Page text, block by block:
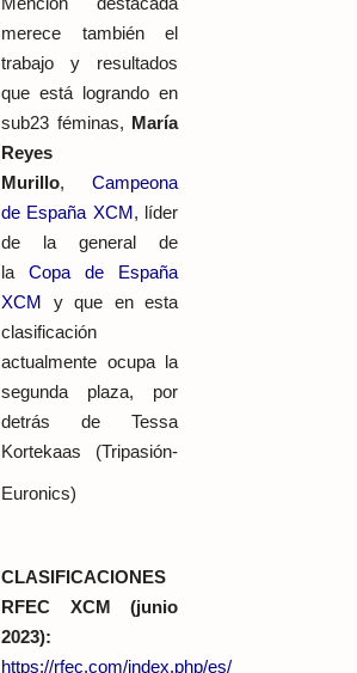
merece también el
trabajo y resultados
que está logrando en
sub23 féminas, María
Reyes
Murillo, Campeona
de España XCM, líder
de la general de
la Copa de España
XCM y que en esta
clasificación
actualmente ocupa la
segunda plaza, por
detrás de Tessa
Kortekaas (Tripasión-
Euronics)
CLASIFICACIONES
RFEC XCM (junio
2023):
https://rfec.com/index.php/es/